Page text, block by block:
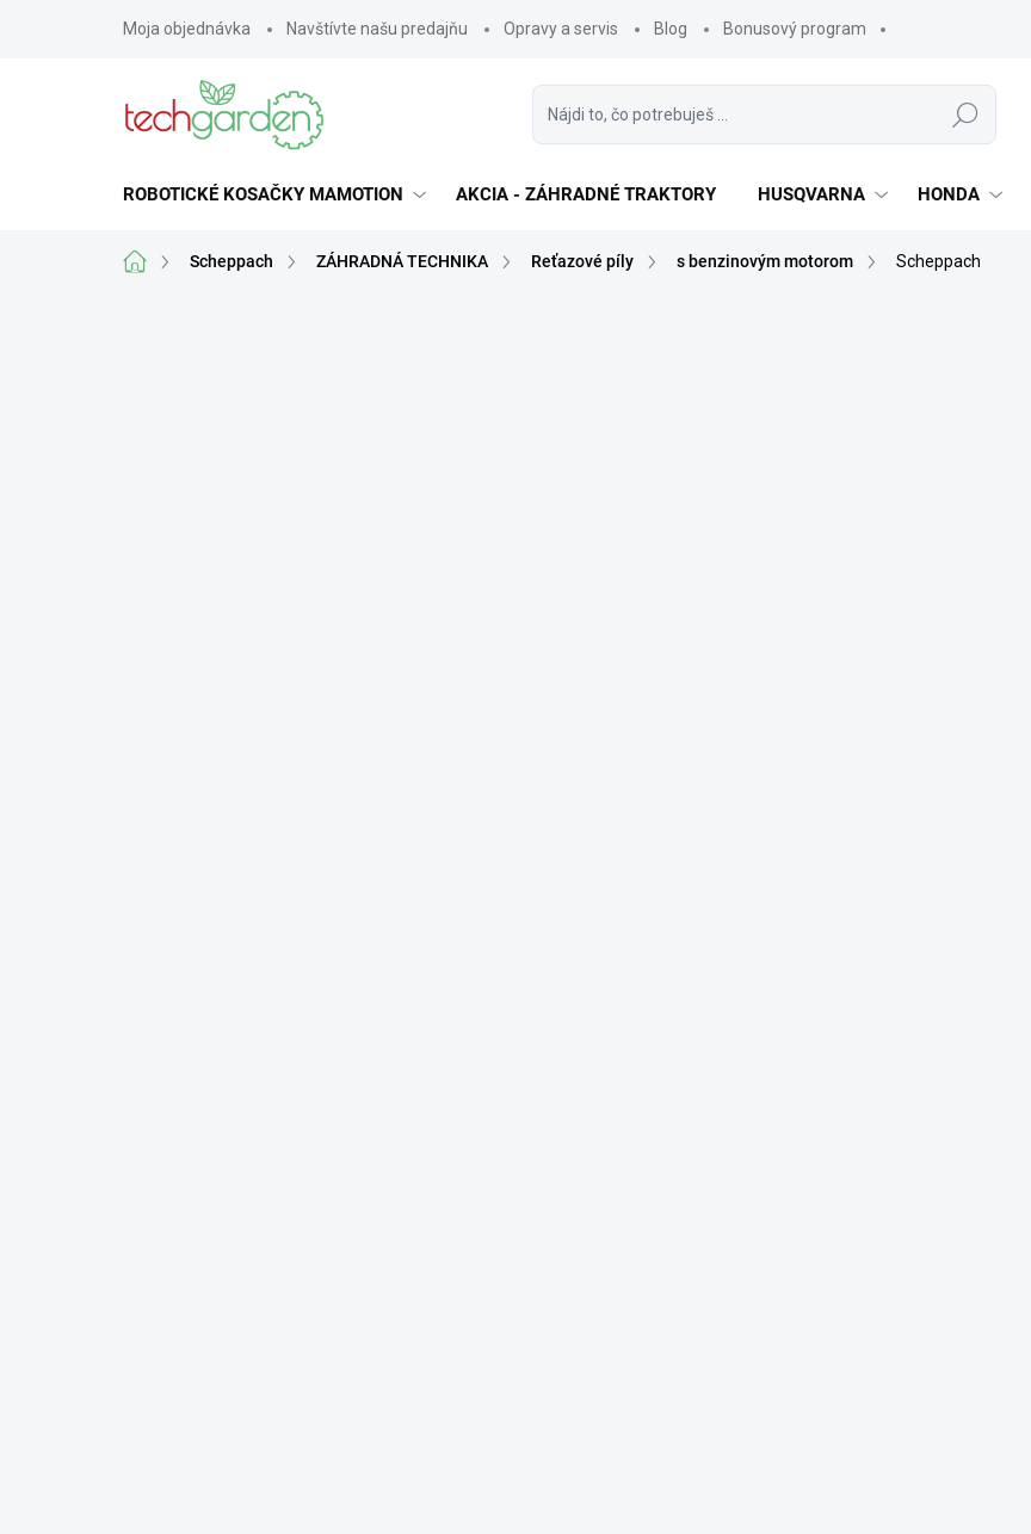
Moja objednávka Navštívte našu predajňu Opravy a servis Blog Bonusový program
Hľadať
ROBOTICKÉ KOSAČKY MAMOTION AKCIA - ZÁHRADNÉ TRAKTORY HUSQVARNA HONDA
DomovScheppach ZÁHRADNÁ TECHNIKA Reťazové píly s benzinovým motorom Scheppach